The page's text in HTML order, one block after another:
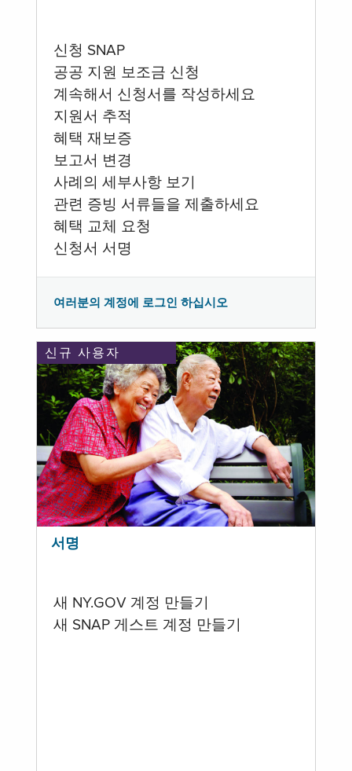
신청 SNAP
공공 지원 보조금 신청
계속해서 신청서를 작성하세요
지원서 추적
혜택 재보증
보고서 변경
사례의 세부사항 보기
관련 증빙 서류들을 제출하세요
혜택 교체 요청
신청서 서명
여러분의 계정에 로그인 하십시오
신규 사용자
서명
새 NY.GOV 계정 만들기
새 SNAP 게스트 계정 만들기